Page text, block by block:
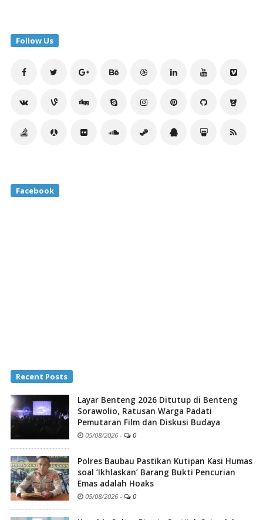
Follow Us
Facebook
Recent Posts
Layar Benteng 2026 Ditutup di Benteng
Sorawolio, Ratusan Warga Padati
Pemutaran Film dan Diskusi Budaya
05/08/2026 - 0
Polres Baubau Pastikan Kutipan Kasi Humas
soal ‘Ikhlaskan’ Barang Bukti Pencurian
Emas adalah Hoaks
05/08/2026 - 0